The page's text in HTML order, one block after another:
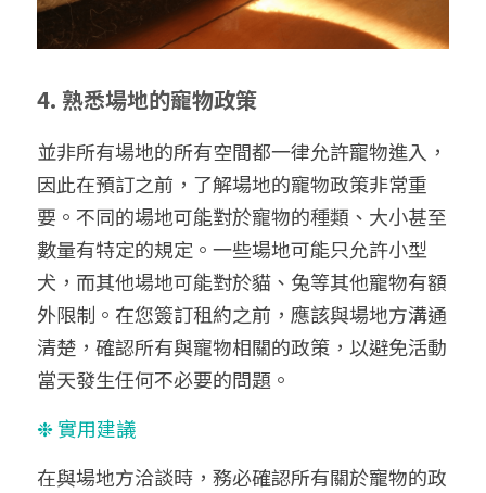
4. 熟悉場地的寵物政策
並非所有場地的所有空間都一律允許寵物進入，
因此在預訂之前，了解場地的寵物政策非常重
要。不同的場地可能對於寵物的種類、大小甚至
數量有特定的規定。一些場地可能只允許小型
犬，而其他場地可能對於貓、兔等其他寵物有額
外限制。在您簽訂租約之前，應該與場地方溝通
清楚，確認所有與寵物相關的政策，以避免活動
當天發生任何不必要的問題。
❉ 實用建議
在與場地方洽談時，務必確認所有關於寵物的政